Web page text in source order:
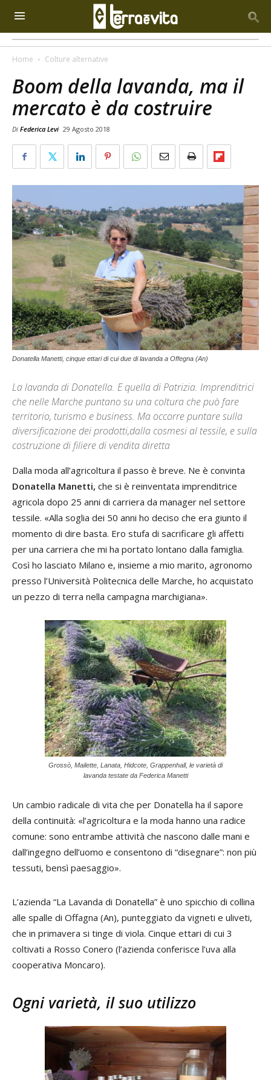
Home Colture alternative
Boom della lavanda, ma il
mercato è da costruire
Di Federica Levi 29 Agosto 2018
Donatella Manetti, cinque ettari di cui due di lavanda a Offegna (An)
La lavanda di Donatella. E quella di Patrizia. Imprenditrici
che nelle Marche puntano su una coltura che può fare
territorio, turismo e business. Ma occorre puntare sulla
diversificazione dei prodotti,dalla cosmesi al tessile, e sulla
costruzione di filiere di vendita diretta
Dalla moda all’agricoltura il passo è breve. Ne è convinta
Donatella Manetti, che si è reinventata imprenditrice
agricola dopo 25 anni di carriera da manager nel settore
tessile. «Alla soglia dei 50 anni ho deciso che era giunto il
momento di dire basta. Ero stufa di sacrificare gli affetti
per una carriera che mi ha portato lontano dalla famiglia.
Così ho lasciato Milano e, insieme a mio marito, agronomo
presso l’Università Politecnica delle Marche, ho acquistato
un pezzo di terra nella campagna marchigiana».
Grossò, Mailette, Lanata, Hidcote, Grappenhall, le varietà di
lavanda testate da Federica Manetti
Un cambio radicale di vita che per Donatella ha il sapore
della continuità: «l’agricoltura e la moda hanno una radice
comune: sono entrambe attività che nascono dalle mani e
dall’ingegno dell’uomo e consentono di “disegnare”: non più
tessuti, bensì paesaggio».
L’azienda “La Lavanda di Donatella” è uno spicchio di collina
alle spalle di Offagna (An), punteggiato da vigneti e uliveti,
che in primavera si tinge di viola. Cinque ettari di cui 3
coltivati a Rosso Conero (l’azienda conferisce l’uva alla
cooperativa Moncaro).
Ogni varietà, il suo utilizzo